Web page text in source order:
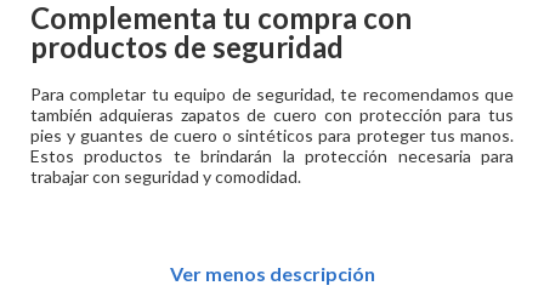
Complementa tu compra con
productos de seguridad
Para completar tu equipo de seguridad, te recomendamos que
también adquieras zapatos de cuero con protección para tus
pies y guantes de cuero o sintéticos para proteger tus manos.
Estos productos te brindarán la protección necesaria para
trabajar con seguridad y comodidad.
Ver menos descripción